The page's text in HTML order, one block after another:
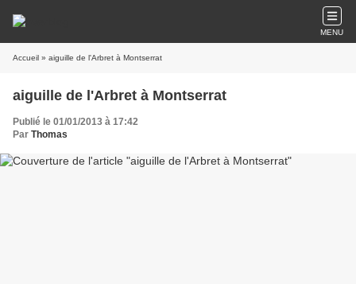
MENU
Accueil » aiguille de l'Arbret à Montserrat
aiguille de l'Arbret à Montserrat
Publié le 01/01/2013 à 17:42
Par Thomas